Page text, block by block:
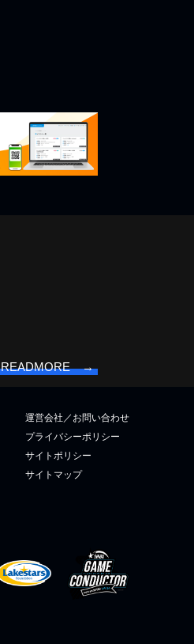
READMORE →
運営会社／お問い合わせ
プライバシーポリシー
サイトポリシー
サイトマップ